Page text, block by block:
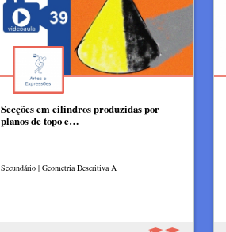
Secções em cilindros produzidas por
planos de topo e…
Secundário | Geometria Descritiva A